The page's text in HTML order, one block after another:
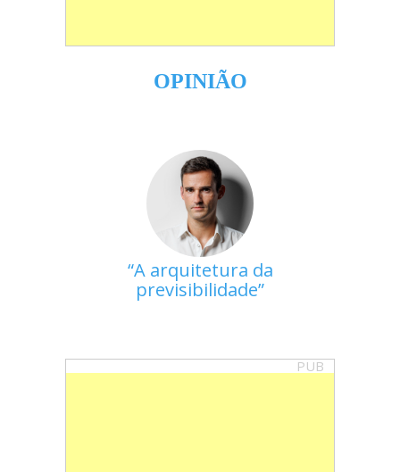
OPINIÃO
A arquitetura da
previsibilidade
PUB